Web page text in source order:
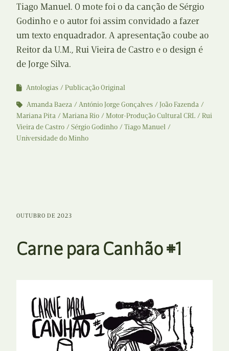
Tiago Manuel. O mote foi o da canção de Sérgio
Godinho e o autor foi assim convidado a fazer
um texto enquadrador. A apresentação coube ao
Reitor da U.M., Rui Vieira de Castro e o design é
de Jorge Silva.
Antologias
Publicação Original
Amanda Baeza
António Jorge Gonçalves
João Fazenda
Mariana Pita
Mariana Rio Motor-Produção Cultural CRL
Rui
Vieira de Castro
Sérgio Godinho
Tiago Manuel
Universidade do Minho
OUTUBRO DE 2023
Carne para Canhão #1